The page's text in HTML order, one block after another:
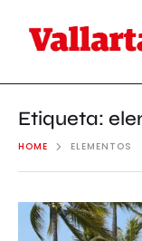
Etiqueta:
HOME ELEMENTOS